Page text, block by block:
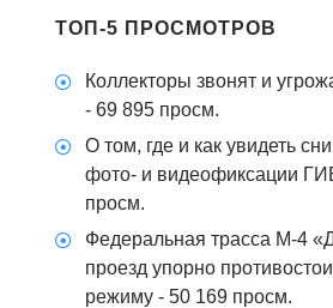
ТОП-5 ПРОСМОТРОВ
Коллекторы звонят и
- 69 895 просм.
О том, где и как увидеть
фото- и видеофиксации
просм.
Федеральная трасса М-4
проезд упорно
режиму - 50 169 просм.